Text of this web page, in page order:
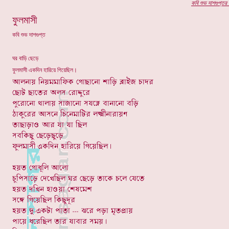
কবিশুভ দাশগুপ্তর
ফুলমাসী
কবি শুভ দাশগুপ্ত
ঘর বাড়ি ছেড়ে
ফুলমাসী একদিন হারিয়ে গিয়েছিল।